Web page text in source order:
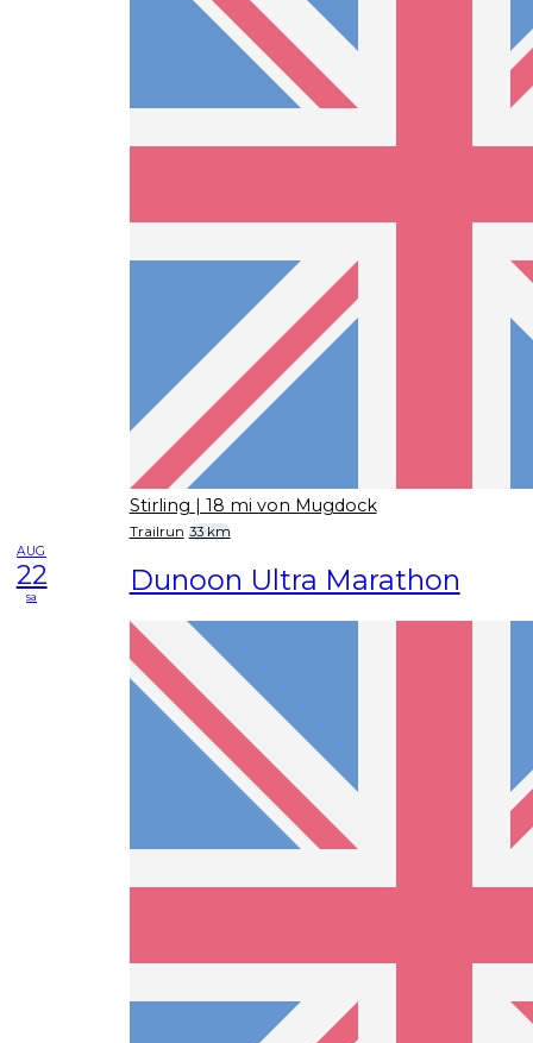
Stirling | 18 mi von Mugdock
Trailrun 33 km
AUG
22
sa Dunoon Ultra Marathon